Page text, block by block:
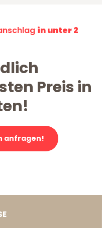
in unter 2
Preis in
anfragen!